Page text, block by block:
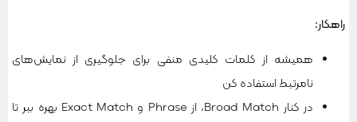
راهکار:
همیشه از کلمات کلیدی منفی برای جلوگیری از نمایش‌های
نامرتبط استفاده کن
در کنار Broad Match، از Phrase و Exact Match بهره ببر تا